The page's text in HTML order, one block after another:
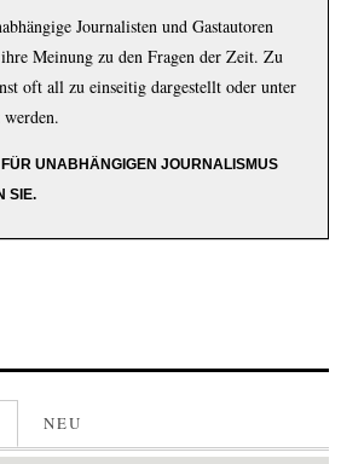
Journalisten und Gastautoren
Meinung zu den Fragen der Zeit. Zu
oft all zu einseitig dargestellt oder unter
FÜR UNABHÄNGIGEN JOURNALISMUS
SIE.
NEU